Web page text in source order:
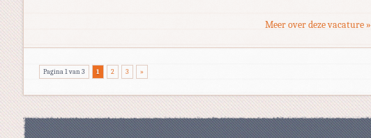
Meer over deze vacature »
Pagina 1 van 3 1 2 3 »